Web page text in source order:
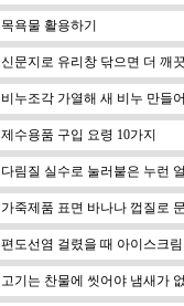
목욕물 활용하기
신문지로 유리창 닦으면 더 깨
비누조각 가열해 새 비누 만들
제수용품 구입 요령 10가지
다림질 실수로 눌러붙은 누런
가죽제품 표면 바나나 껍질로
편도선염 걸렸을 때 아이스크
고기는 찬물에 씻어야 냄새가